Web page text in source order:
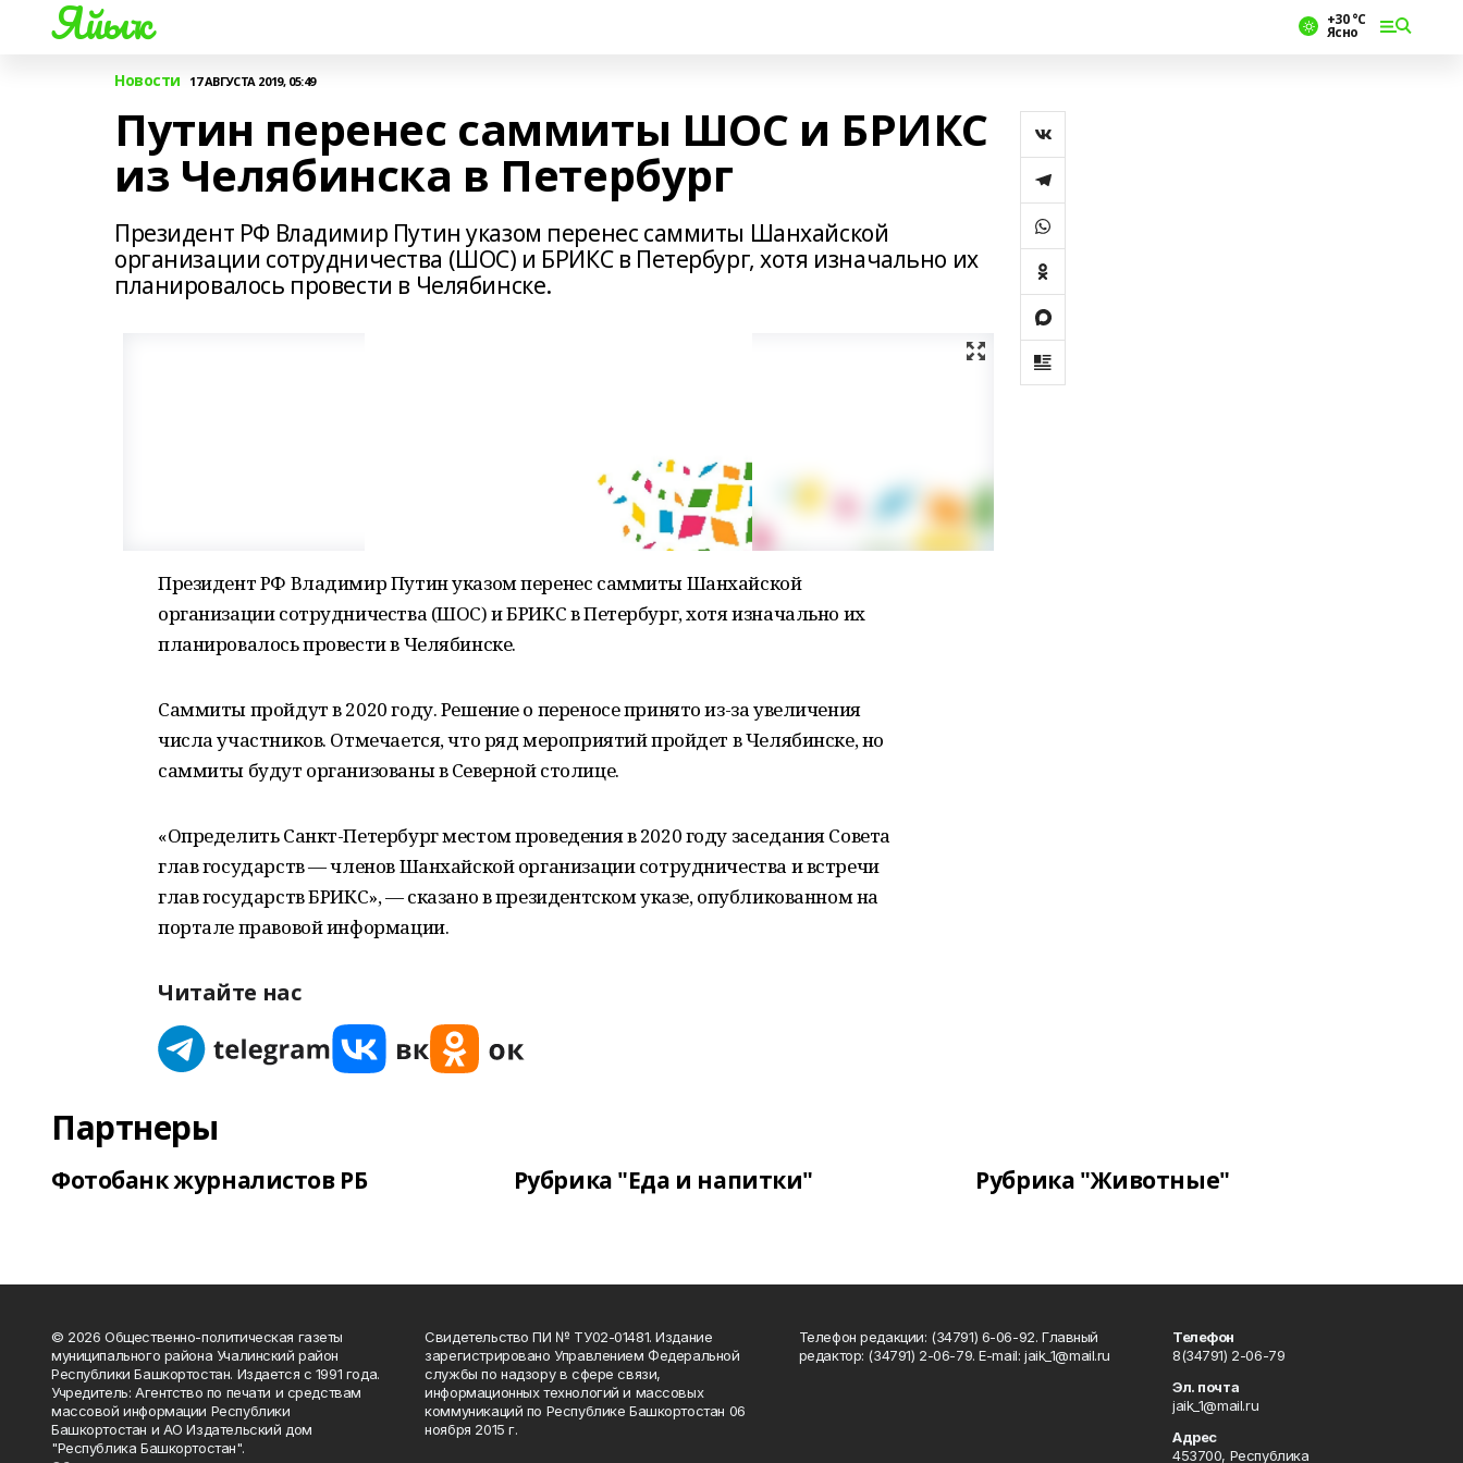
Яйыҡ +30 °С
Ясно
Новости 17 АВГУСТА 2019, 05:49
Путин перенес саммиты ШОС и БРИКС
из Челябинска в Петербург
Президент РФ Владимир Путин указом перенес саммиты Шанхайской
организации сотрудничества (ШОС) и БРИКС в Петербург, хотя изначально их
планировалось провести в Челябинске.
Президент РФ Владимир Путин указом перенес саммиты Шанхайской
организации сотрудничества (ШОС) и БРИКС в Петербург, хотя изначально их
планировалось провести в Челябинске.
Саммиты пройдут в 2020 году. Решение о переносе принято из-за увеличения
числа участников. Отмечается, что ряд мероприятий пройдет в Челябинске, но
саммиты будут организованы в Северной столице.
«Определить Санкт-Петербург местом проведения в 2020 году заседания Совета
глав государств — членов Шанхайской организации сотрудничества и встречи
глав государств БРИКС», — сказано в президентском указе, опубликованном на
портале правовой информации.
Читайте нас
Партнеры
Фотобанк журналистов РБ Рубрика "Еда и напитки" Рубрика "Животные"
© 2026 Общественно-политическая газеты
муниципального района Учалинский район
Республики Башкортостан. Издается с 1991 года.
Учредитель: Агентство по печати и средствам
массовой информации Республики
Башкортостан и АО Издательский дом
"Республика Башкортостан".
Свидетельство ПИ № ТУ02-01481. Издание
зарегистрировано Управлением Федеральной
службы по надзору в сфере связи,
информационных технологий и массовых
коммуникаций по Республике Башкортостан 06
ноября 2015 г.
Телефон редакции: (34791) 6-06-92. Главный
редактор: (34791) 2-06-79. Е-mаil: jaik_1@mail.ru
Телефон
8(34791) 2-06-79
Эл. почта
jaik_1@mail.ru
Адрес
453700, Республика